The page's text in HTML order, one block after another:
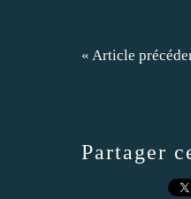
« Article
Partager